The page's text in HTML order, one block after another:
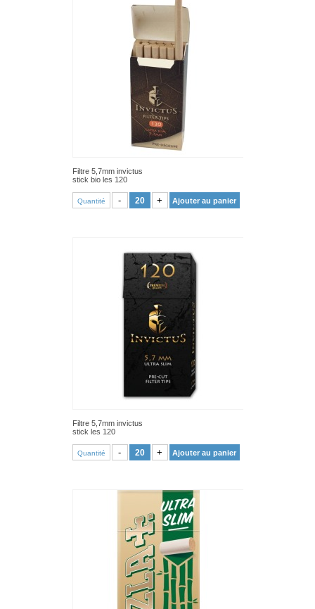
Filtre 5,7mm invictus
stick bio les 120
Quantité - + Ajouter au panier
Filtre 5,7mm invictus
stick les 120
Quantité - + Ajouter au panier